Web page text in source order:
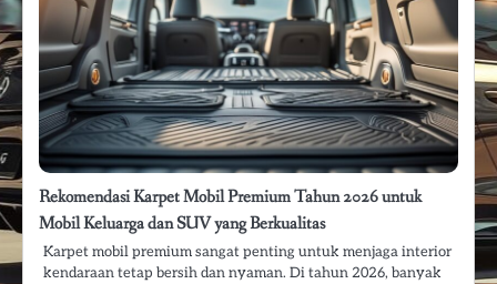
Rekomendasi Karpet Mobil Premium Tahun 2026 untuk
Mobil Keluarga dan SUV yang Berkualitas
Karpet mobil premium sangat penting untuk menjaga interior
kendaraan tetap bersih dan nyaman. Di tahun 2026, banyak